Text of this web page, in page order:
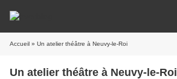
Accueil » Un atelier théâtre à Neuvy-le-Roi
Un atelier théâtre à Neuvy-le-Roi